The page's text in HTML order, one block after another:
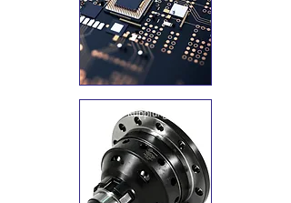
Getriebe/Kupplung
I